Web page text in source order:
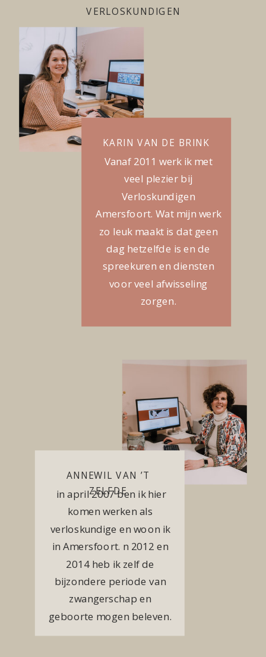
VERLOSKUNDIGEN
KARIN VAN DE BRINK
Vanaf 2011 werk ik met
veel plezier bij
Verloskundigen
Amersfoort. Wat mijn werk
zo leuk maakt is dat geen
dag hetzelfde is en de
spreekuren en diensten
voor veel afwisseling
zorgen.
ANNEWIL VAN ’T
ZELFDE
in april 2007 ben ik hier
komen werken als
verloskundige en woon ik
in Amersfoort. n 2012 en
2014 heb ik zelf de
bijzondere periode van
zwangerschap en
geboorte mogen beleven.